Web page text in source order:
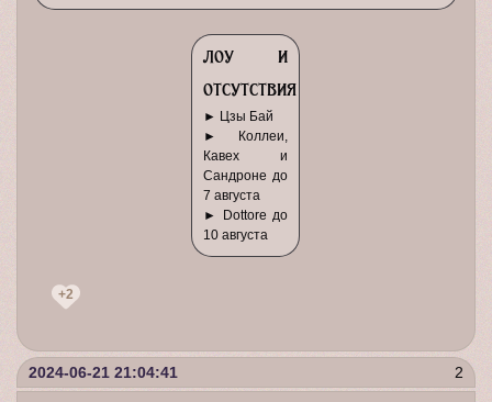
лоу и
отсутствия
► Цзы Бай
► Коллеи,
Кавех и
Сандроне до
7 августа
► Dottore до
10 августа
+2
2
2024-06-21 21:04:41